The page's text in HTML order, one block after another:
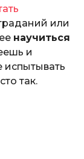
или
научиться
и
испытывать
так.